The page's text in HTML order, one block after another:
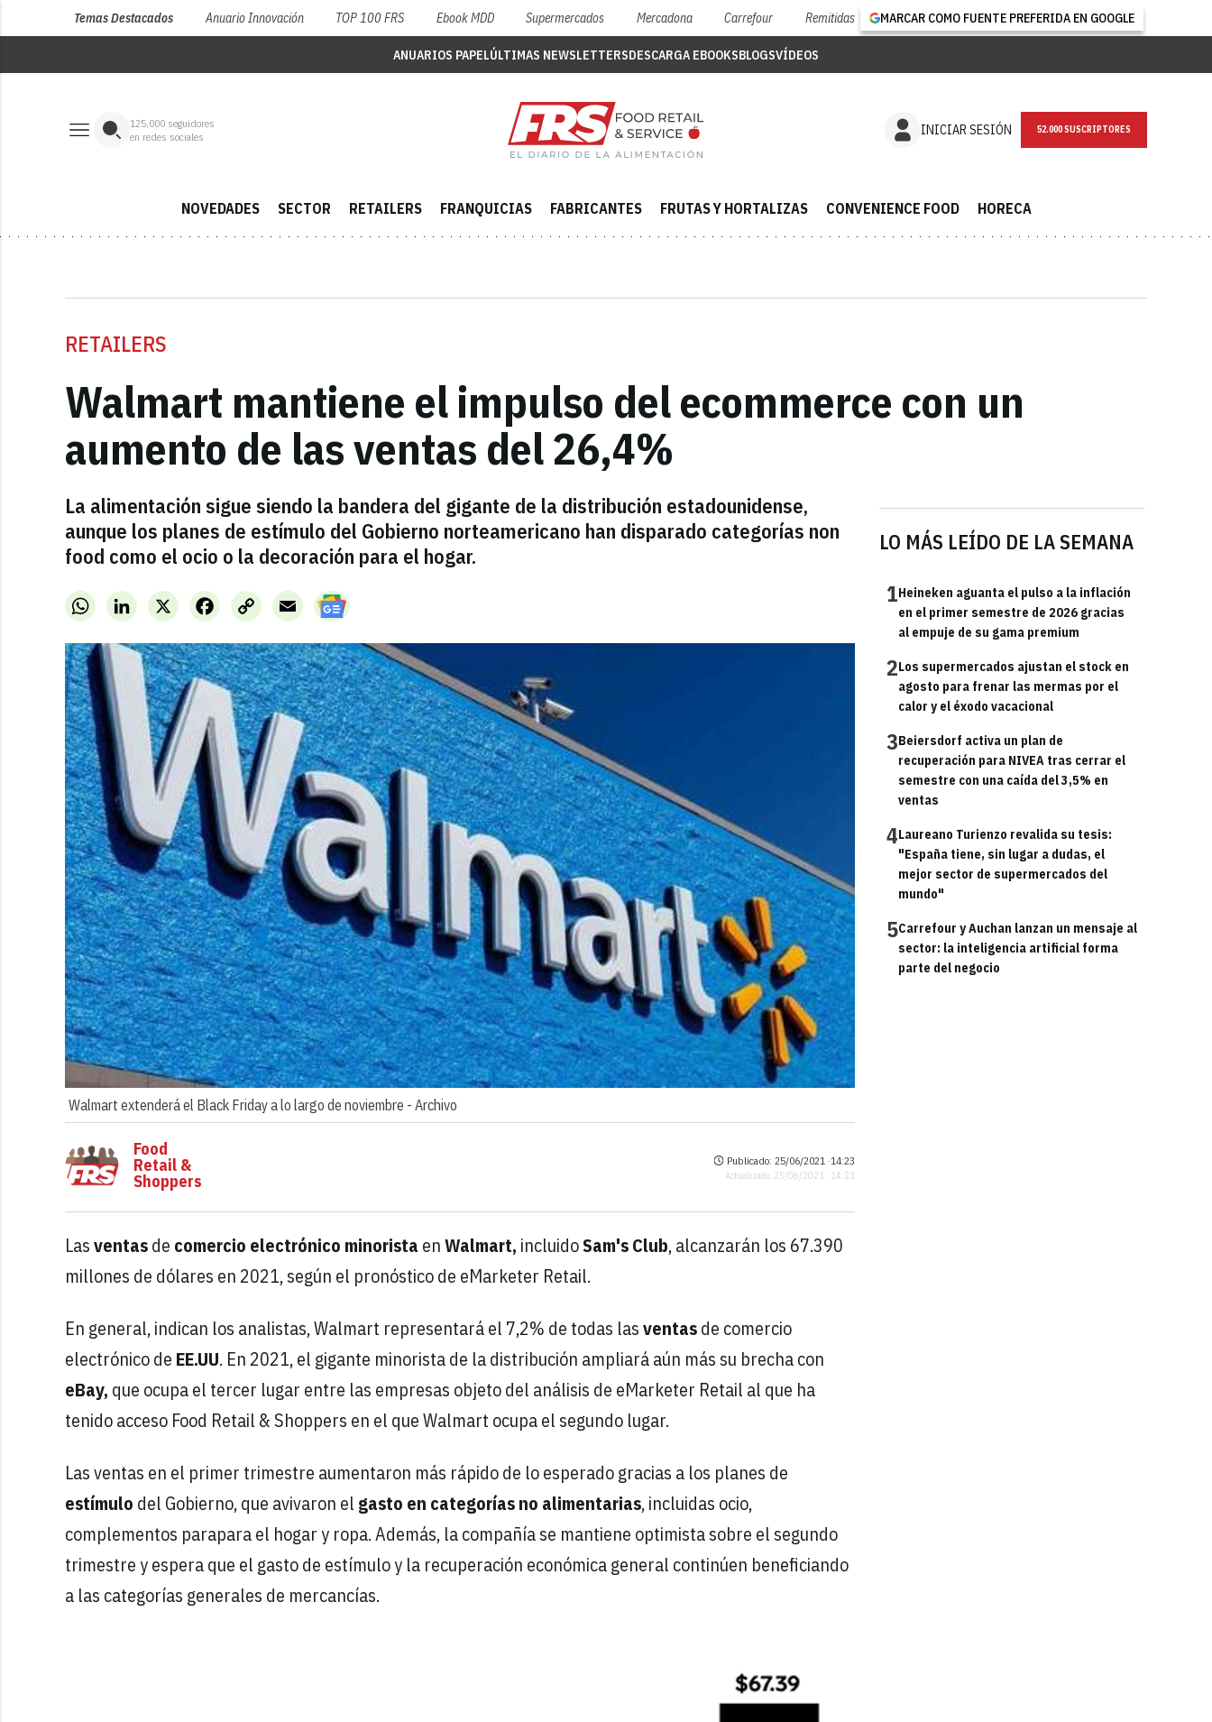
Temas Destacados Anuario Innovación TOP 100 FRS Ebook MDD Supermercados Mercadona Carrefour Remitidas MARCAR COMO FUENTE PREFERIDA EN GOOGLE
ANUARIOS PAPELÚLTIMAS NEWSLETTERSDESCARGA EBOOKSBLOGSVÍDEOS
125,000 seguidores
en redes sociales
INICIAR SESIÓN NEWSLETTER
NOVEDADES SECTOR RETAILERS FRANQUICIAS FABRICANTES FRUTAS Y HORTALIZAS CONVENIENCE FOOD HORECA
RETAILERS
Walmart mantiene el impulso del ecommerce con un
aumento de las ventas del 26,4%
La alimentación sigue siendo la bandera del gigante de la distribución estadounidense,
aunque los planes de estímulo del Gobierno norteamericano han disparado categorías non
food como el ocio o la decoración para el hogar.
WhatsAppLinkedInX FacebookCopy
Link
Email
Walmart extenderá el Black Friday a lo largo de noviembre - Archivo
LO MÁS LEÍDO DE LA SEMANA
1Heineken aguanta el pulso a la inflación
en el primer semestre de 2026 gracias
al empuje de su gama premium
2Los supermercados ajustan el stock en
agosto para frenar las mermas por el
calor y el éxodo vacacional
3Beiersdorf activa un plan de
recuperación para NIVEA tras cerrar el
semestre con una caída del 3,5% en
ventas
4Laureano Turienzo revalida su tesis:
"España tiene, sin lugar a dudas, el
mejor sector de supermercados del
mundo"
5Carrefour y Auchan lanzan un mensaje al
sector: la inteligencia artificial forma
parte del negocio
Food
Retail &
Shoppers
Publicado: 25/06/2021 ·14:23
Actualizado: 25/06/2021 · 14:23
Lasventasde comercio electrónico minorista enWalmart, incluidoSam's Club, alcanzarán los 67.390
millones de dólares en 2021, según el pronóstico de eMarketer Retail.
En general, indican los analistas, Walmart representará el 7,2% de todas lasventasde comercio
electrónico de EE.UU. En 2021, el gigante minorista de la distribución ampliará aún más su brecha con
eBay, que ocupa el tercer lugar entre las empresas objeto del análisis de eMarketer Retail al que ha
tenido acceso Food Retail & Shoppers en el que Walmart ocupa el segundo lugar.
Las ventas en el primer trimestre aumentaron más rápido de lo esperado gracias a los planes de
estímulo del Gobierno, que avivaron el gasto en categorías no alimentarias, incluidas ocio,
complementos parapara el hogar y ropa. Además, la compañía se mantiene optimista sobre el segundo
trimestre y espera que el gasto de estímulo y la recuperación económica general continúen beneficiando
a las categorías generales de mercancías.